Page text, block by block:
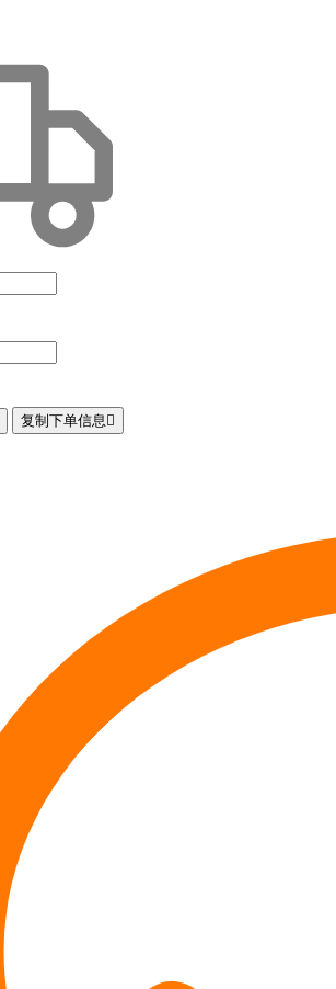
复制下单信息 